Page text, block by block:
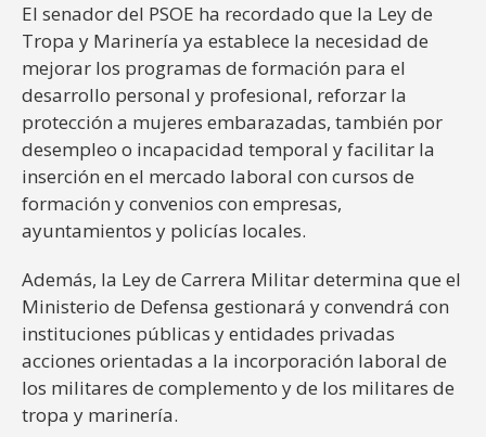
El senador del PSOE ha recordado que la Ley de
Tropa y Marinería ya establece la necesidad de
mejorar los programas de formación para el
desarrollo personal y profesional, reforzar la
protección a mujeres embarazadas, también por
desempleo o incapacidad temporal y facilitar la
inserción en el mercado laboral con cursos de
formación y convenios con empresas,
ayuntamientos y policías locales.
Además, la Ley de Carrera Militar determina que el
Ministerio de Defensa gestionará y convendrá con
instituciones públicas y entidades privadas
acciones orientadas a la incorporación laboral de
los militares de complemento y de los militares de
tropa y marinería.